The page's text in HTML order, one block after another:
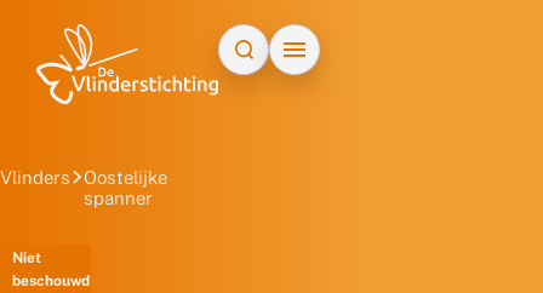
Vlinders
Oostelijke
spanner
Niet
beschouwd